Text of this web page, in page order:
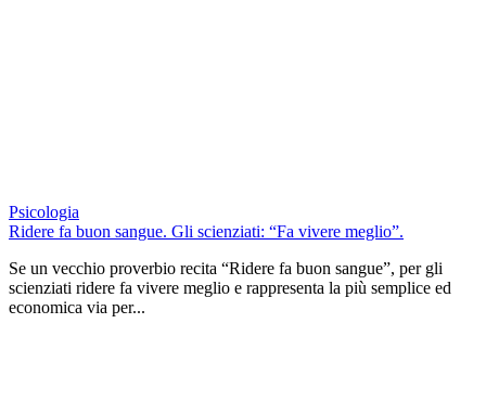
Psicologia
Ridere fa buon sangue. Gli scienziati: “Fa vivere meglio”.
Se un vecchio proverbio recita “Ridere fa buon sangue”, per gli
scienziati ridere fa vivere meglio e rappresenta la più semplice ed
economica via per...